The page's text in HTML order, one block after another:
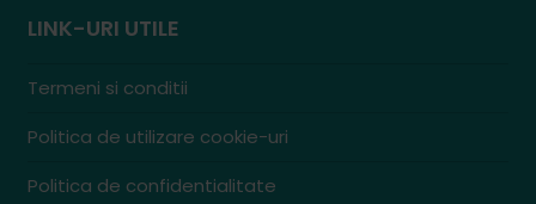
LINK-URI UTILE
Termeni si conditii
Politica de utilizare cookie-uri
Politica de confidentialitate